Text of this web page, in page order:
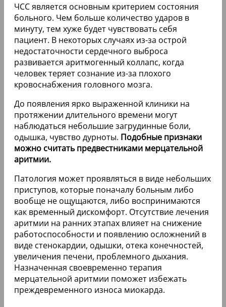
ЧСС является основным критерием состояния
больного. Чем больше количество ударов в
минуту, тем хуже будет чувствовать себя
пациент. В некоторых случаях из-за острой
недостаточности сердечного выброса
развивается аритмогенный коллапс, когда
человек теряет сознание из-за плохого
кровоснабжения головного мозга.
До появления ярко выраженной клиники на
протяжении длительного времени могут
наблюдаться небольшие загрудинные боли,
одышка, чувство дурноты. Подобные признаки
можно считать предвестниками мерцательной
аритмии.
Патология может проявляться в виде небольших
приступов, которые поначалу больным либо
вообще не ощущаются, либо воспринимаются
как временный дискомфорт. Отсутствие лечения
аритмии на ранних этапах влияет на снижение
работоспособности и появлению осложнений в
виде стенокардии, одышки, отека конечностей,
увеличения печени, проблемного дыхания.
Назначенная своевременно терапия
мерцательной аритмии поможет избежать
преждевременного износа миокарда.